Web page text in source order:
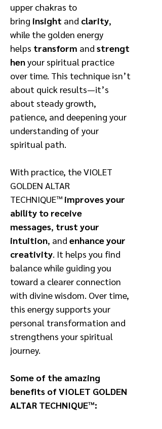
upper chakras to
bring insight and clarity,
while the golden energy
helps transform and strengt
henyour spiritual practice
over time. This technique isn’t
about quick results—it’s
about steady growth,
patience, and deepening your
understanding of your
spiritual path.
With practice, the VIOLET
GOLDEN ALTAR
TECHNIQUE™ improves your
ability to receive
messages, trust your
intuition, and enhance your
creativity . It helps you find
balance while guiding you
toward a clearer connection
with divine wisdom. Over time,
this energy supports your
personal transformation and
strengthens your spiritual
journey.
Some of the amazing
benefits of VIOLET GOLDEN
ALTAR TECHNIQUE™: